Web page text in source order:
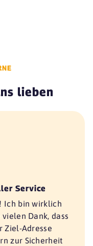
lieben
Service
Ich bin wirklich
Dank, dass
Ziel-Adresse
zur Sicherheit